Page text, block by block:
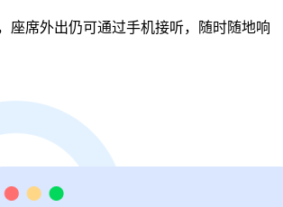
座席外出仍可通过手机接听，随时随地响